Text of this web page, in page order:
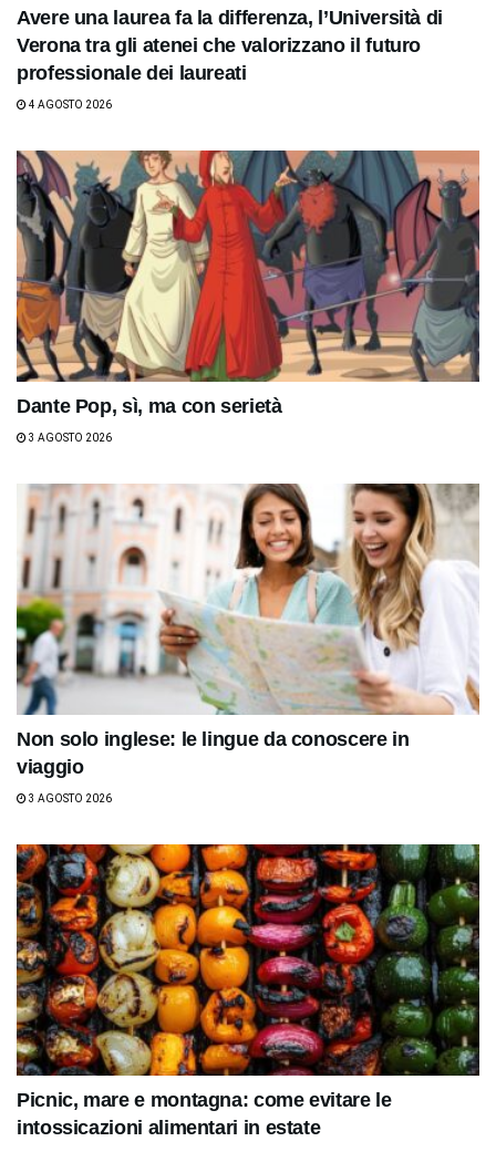
Avere una laurea fa la differenza, l’Università di
Verona tra gli atenei che valorizzano il futuro
professionale dei laureati
4 AGOSTO 2026
Dante Pop, sì, ma con serietà
3 AGOSTO 2026
Non solo inglese: le lingue da conoscere in
viaggio
3 AGOSTO 2026
Picnic, mare e montagna: come evitare le
intossicazioni alimentari in estate